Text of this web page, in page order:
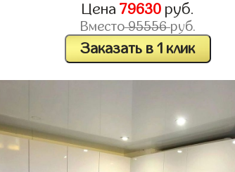
Цена 79630руб.
Вместо95556руб.
Заказать в 1 клик